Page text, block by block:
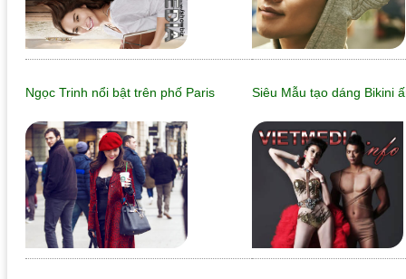
Ngọc Trinh nổi bật trên phố Paris Siêu Mẫu tạo dáng Bikini